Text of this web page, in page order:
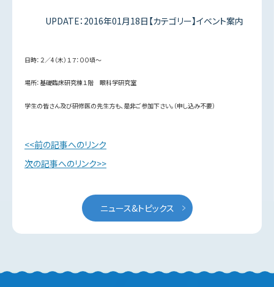
UPDATE：2016年01月18日【カテゴリー】イベント案内
日時：２／4（木）１７：００頃～
場所：基礎臨床研究棟１階 眼科学研究室
学生の皆さん及び研修医の先生方も、是非ご参加下さい。（申し込み不要）
前の記事へのリンク
次の記事へのリンク
ニュース&トピックス